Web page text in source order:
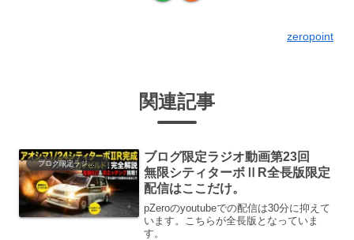
zeropoint
関連記事
ブログ限定ラジオ動画
ブログ限定ラジオ動画第23回
無限シティターボⅡR全長版限定
配信はここだけ。
pZeroのyoutubeでの配信は30分に抑えて
います。こちらが全長版となっていま
す。